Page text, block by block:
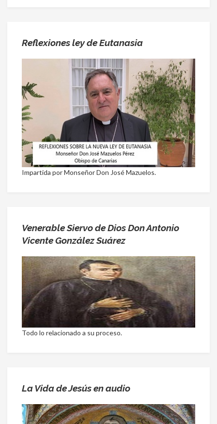
Reflexiones ley de Eutanasia
Impartida por Monseñor Don José Mazuelos.
Venerable Siervo de Dios Don Antonio
Vicente González Suárez
Todo lo relacionado a su proceso.
La Vida de Jesús en audio